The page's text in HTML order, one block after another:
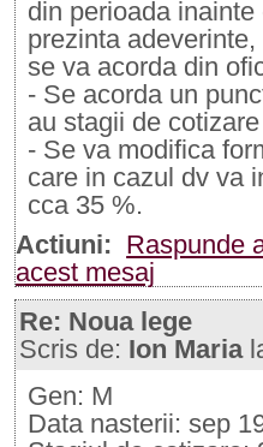
din perioada
prezinta
se va acorda din
- Se acorda un
au stagii de
- Se va modifica
care in cazul dv va
cca 35 %.
Actiuni: Raspunde
acest mesaj
Re: Noua lege
Scris de: Ion Maria
Gen: M
Data nasterii: sep